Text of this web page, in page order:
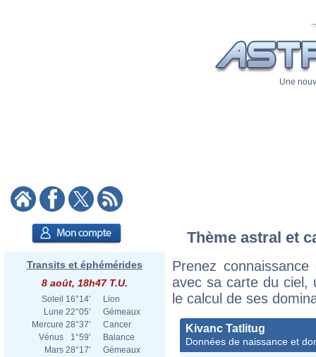
Une
Transits et éphémérides
8 août, 18h47 T.U.
Soleil 16°14'
Lion
Lune 22°05'
Gémeaux
Mercure 28°37'
Cancer
Vénus
1°59'
Balance
Mars 28°17'
Gémeaux
Thème astral et
Prenez
avec sa carte du ciel,
le calcul de ses
Kivanc Tatlitug
Données de naissance et